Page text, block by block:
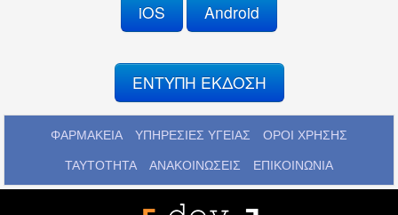
iOS Android
ΕΝΤΥΠΗ ΕΚΔΟΣΗ
ΦΑΡΜΑΚΕΙΑ ΥΠΗΡΕΣΙΕΣ ΥΓΕΙΑΣ ΟΡΟΙ ΧΡΗΣΗΣ
ΤΑΥΤΟΤΗΤΑ ΑΝΑΚΟΙΝΩΣΕΙΣ ΕΠΙΚΟΙΝΩΝΙΑ